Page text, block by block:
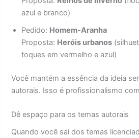
azul e branco)
Pedido: Homem-Aranha
Proposta: Heróis urbanos
toques em vermelho e azul)
Você mantém a essência da ideia
autorais. Isso é profissionalismo
Dê espaço para os temas autorais
Quando você sai dos temas